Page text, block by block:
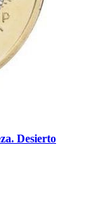
Desierto